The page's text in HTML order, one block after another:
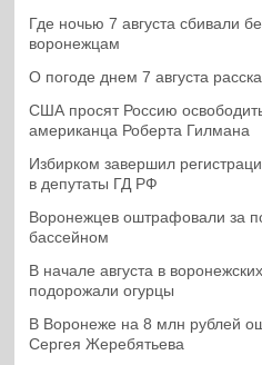
Где ночью 7 августа сбивали
воронежцам
О погоде днем 7 августа
США просят Россию
американца Роберта Гилмана
Избирком завершил
в депутаты ГД РФ
Воронежцев оштрафовали за
бассейном
В начале августа в
подорожали огурцы
В Воронеже на 8 млн рублей
Сергея Жеребятьева